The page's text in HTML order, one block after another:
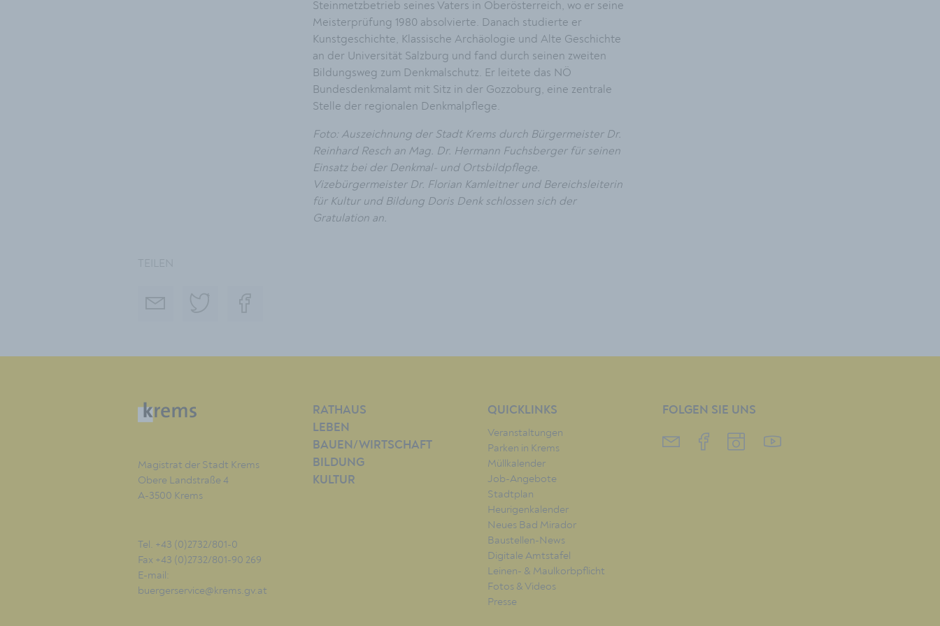
Steinmetzbetrieb seines Vaters in Oberösterreich, wo er seine
Meisterprüfung 1980 absolvierte. Danach studierte er
Kunstgeschichte, Klassische Archäologie und Alte Geschichte
an der Universität Salzburg und fand durch seinen zweiten
Bildungsweg zum Denkmalschutz. Er leitete das NÖ
Bundesdenkmalamt mit Sitz in der Gozzoburg, eine zentrale
Stelle der regionalen Denkmalpflege.
Foto: Auszeichnung der Stadt Krems durch Bürgermeister Dr.
Reinhard Resch an Mag. Dr. Hermann Fuchsberger für seinen
Einsatz bei der Denkmal- und Ortsbildpflege.
Vizebürgermeister Dr. Florian Kamleitner und Bereichsleiterin
für Kultur und Bildung Doris Denk schlossen sich der
Gratulation an.
Magistrat der Stadt Krems
Obere Landstraße 4
A-3500 Krems
Tel. +43 (0)2732/801-0
Fax +43 (0)2732/801-90 269
E-mail:
buergerservice@krems.gv.at
RATHAUS
LEBEN
BAUEN/WIRTSCHAFT
BILDUNG
KULTUR
QUICKLINKS
Veranstaltungen
Parken in Krems
Müllkalender
Job-Angebote
Stadtplan
Heurigenkalender
Neues Bad Mirador
Baustellen-News
Digitale Amtstafel
Leinen- & Maulkorbpflicht
Fotos & Videos
Presse
FOLGEN SIE UNS